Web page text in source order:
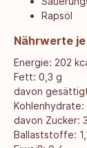
Rapsöl
Nährwerte je
Energie: 202
Fett: 0,3 g
davon
Kohlenhydrate:
davon Zucker:
Ballaststoffe: